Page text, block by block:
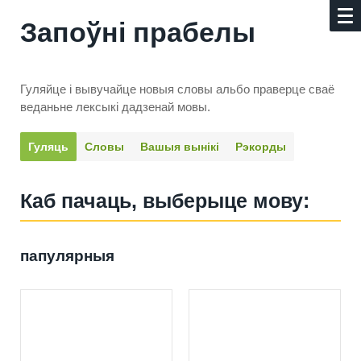
Запоўні прабелы
Гуляйце і вывучайце новыя словы альбо праверце сваё
веданьне лексыкі дадзенай мовы.
Гуляць Словы Вашыя вынікі Рэкорды
Каб пачаць, выберыце мову:
папулярныя